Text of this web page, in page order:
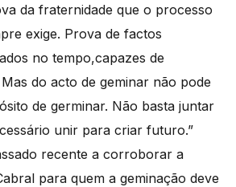
da fraternidade que o processo
exige. Prova de factos
no tempo,capazes de
do acto de geminar não pode
de germinar. Não basta juntar
unir para criar futuro.”
recente a corroborar a
para quem a geminação deve